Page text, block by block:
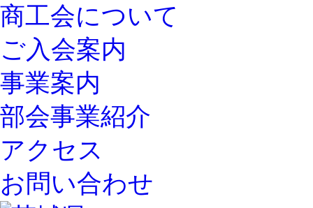
商工会について
ご入会案内
事業案内
部会事業紹介
アクセス
お問い合わせ